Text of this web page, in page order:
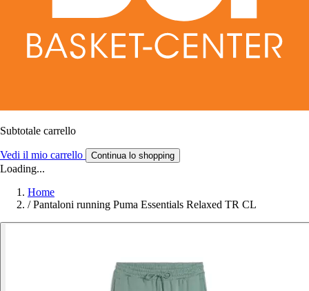
Subtotale carrello
Vedi il mio carrello Continua lo shopping
Loading...
Home
/ Pantaloni running Puma Essentials Relaxed TR CL